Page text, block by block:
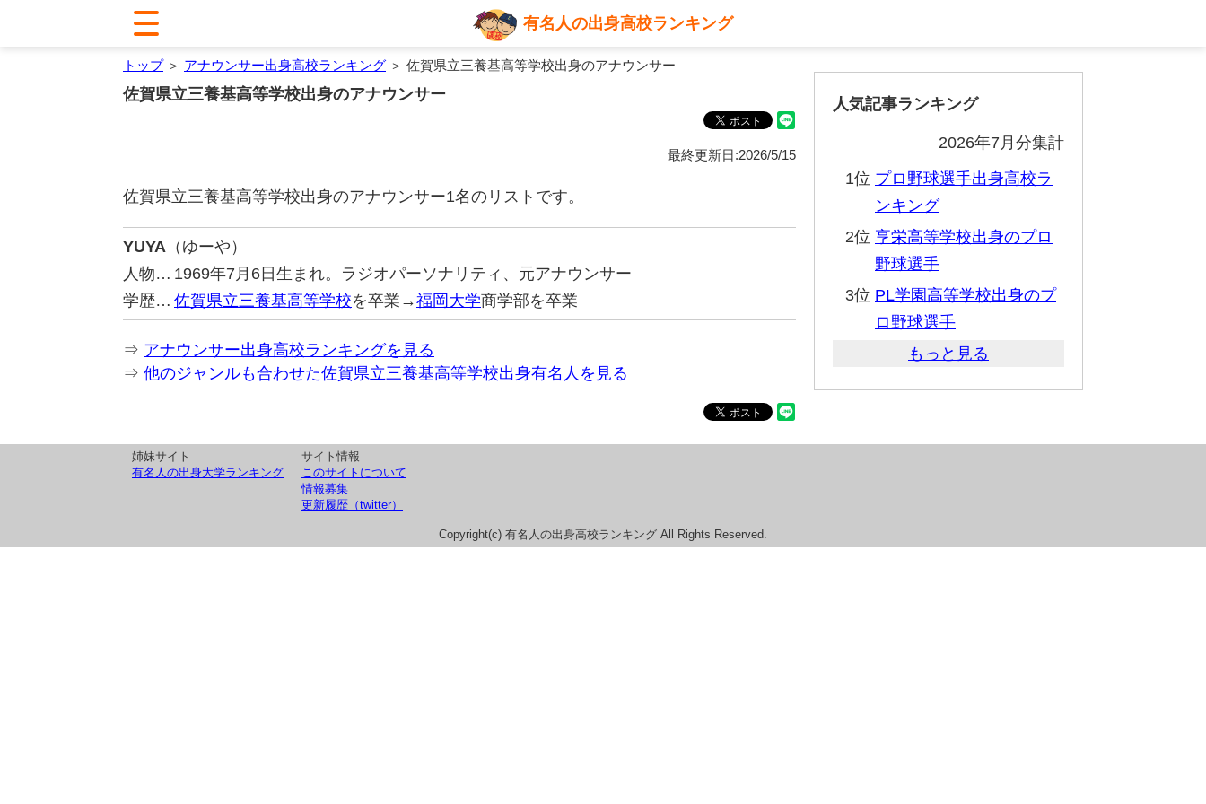
有名人の出身高校ランキング
トップ＞ アナウンサー出身高校ランキング ＞ 佐賀県立三養基高等学校出身のアナウンサー
佐賀県立三養基高等学校出身のアナウンサー
最終更新日:2026/5/15
佐賀県立三養基高等学校出身のアナウンサー1名のリストです。
YUYA （ゆーや）
人物… 1969年7月6日生まれ。ラジオパーソナリティ、元アナウンサー
学歴… 佐賀県立三養基高等学校を卒業→福岡大学商学部を卒業
⇒ アナウンサー出身高校ランキングを見る
⇒ 他のジャンルも合わせた佐賀県立三養基高等学校出身有名人を見る
人気記事ランキング
2026年7月分集計
1位 プロ野球選手出身高校ラ
ンキング
2位 享栄高等学校出身のプロ
野球選手
3位 PL学園高等学校出身のプ
ロ野球選手
もっと見る
姉妹サイト
有名人の出身大学ランキング
サイト情報
このサイトについて
情報募集
更新履歴（twitter）
Copyright(c) 有名人の出身高校ランキング All Rights Reserved.